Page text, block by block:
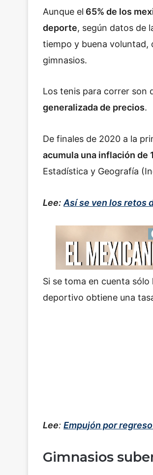
Aunque el 65% de los
deporte, según datos de
tiempo y buena voluntad,
gimnasios.
Los tenis para correr son
generalizada de precios.
De finales de 2020 a la
acumula una inflación de
Estadística y Geografía
Lee: Así se ven los retos
Si se toma en cuenta sólo l
deportivo obtiene una
Lee: Empujón por
Gimnasios